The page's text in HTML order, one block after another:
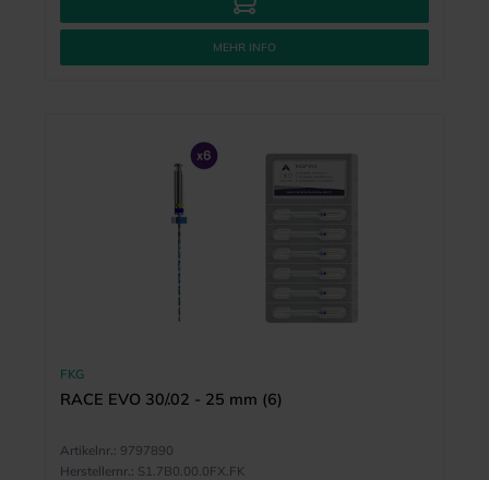
MEHR INFO
FKG
RACE EVO 30/.02 - 25 mm (6)
Artikelnr.: 9797890
Herstellernr.: S1.7B0.00.0FX.FK